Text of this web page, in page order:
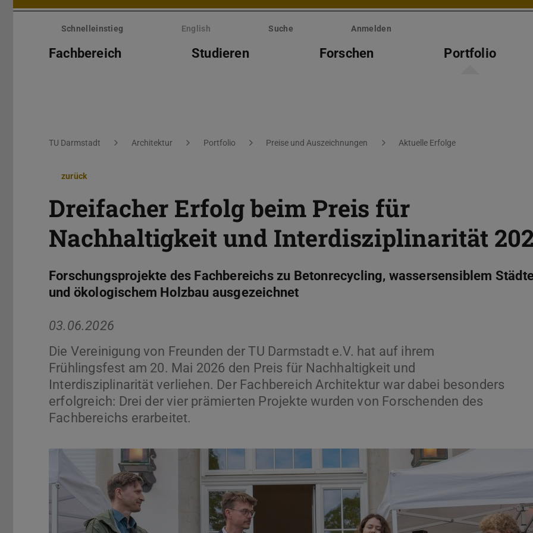
Menü
überspringenSchnelleinstieg English Suche Anmelden
Fachbereich Studieren Forschen Portfolio
Sie befinden sich hier:
TU Darmstadt Architektur Portfolio Preise und Auszeichnungen Aktuelle Erfolge
zurück
Dreifacher Erfolg beim Preis für
Nachhaltigkeit und Interdisziplinarität
Forschungsprojekte des Fachbereichs zu Betonrecycling, wassersensiblem
und ökologischem Holzbau ausgezeichnet
03.06.2026
Die Vereinigung von Freunden der TU Darmstadt e.V. hat auf ihrem
Frühlingsfest am 20. Mai 2026 den Preis für Nachhaltigkeit und
Interdisziplinarität verliehen. Der Fachbereich Architektur war dabei besonders
erfolgreich: Drei der vier prämierten Projekte wurden von Forschenden des
Fachbereichs erarbeitet.